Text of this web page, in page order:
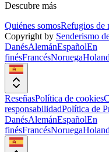
Descubre más
Quiénes somosRefugios de
Copyright by Senderismo
DanésAlemánEspañolEn
finésFrancésNoruega
ReseñasPolítica de cookies
responsabilidadPolítica de
DanésAlemánEspañolEn
finésFrancésNoruega